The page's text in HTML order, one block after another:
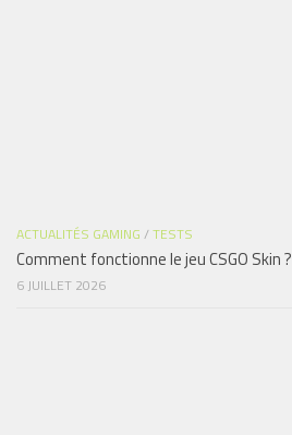
ACTUALITÉS GAMING /TESTS
Comment fonctionne le jeu CSGO Skin ?
6 JUILLET 2026